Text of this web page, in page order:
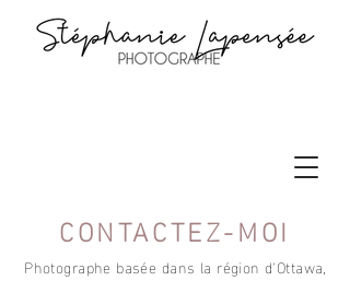
CONTACTEZ-MOI
Photographe basée dans la région d'Ottawa,